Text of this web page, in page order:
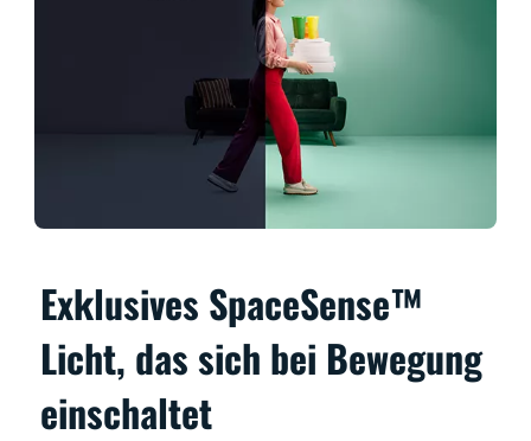
Exklusives SpaceSense™
Licht, das sich bei Bewegung
einschaltet